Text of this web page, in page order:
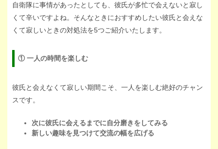
自衛隊に事情があったとしても、彼氏が多忙で会えないと寂し
くて辛いですよね。そんなときにおすすめしたい彼氏と会えな
くて寂しいときの対処法を5つご紹介いたします。
① 一人の時間を楽しむ
彼氏と会えなくて寂しい期間こそ、一人を楽しむ絶好のチャン
スです。
次に彼氏に会えるまでに自分磨きをしてみる
新しい趣味を見つけて交流の幅を広げる